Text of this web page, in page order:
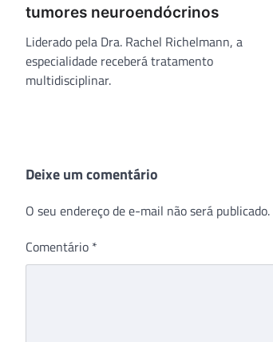
tumores neuroendócrinos
Liderado pela Dra. Rachel Richelmann, a
especialidade receberá tratamento
multidisciplinar.
Deixe um comentário
O seu endereço de e-mail não será publicado.
Comentário *